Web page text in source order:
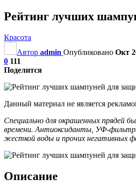
Рейтинг лучших
Красота
Автор admin Опубликовано Окт
0 111
Поделится
Данный материал не является
Специально для окрашенных прядей
времени. Антиоксиданты, УФ-
жесткой воды и прочих негативных
Описание